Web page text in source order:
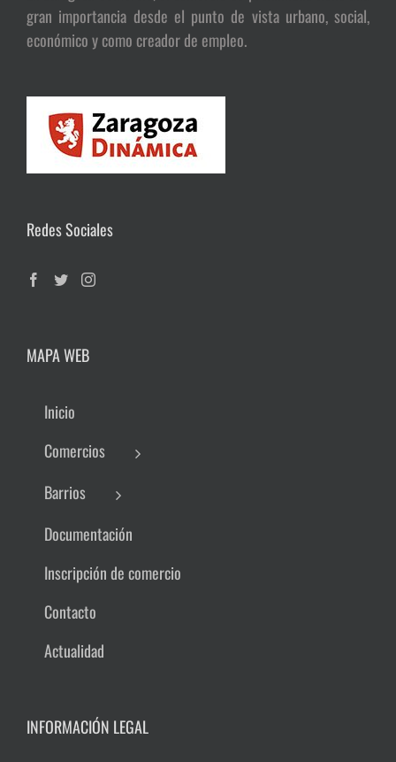
gran importancia desde el punto de vista urbano, social,
económico y como creador de empleo.
Redes Sociales
MAPA WEB
Inicio
Comercios
Barrios
Documentación
Inscripción de comercio
Contacto
Actualidad
INFORMACIÓN LEGAL